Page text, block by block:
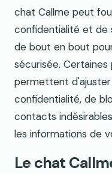
chat Callme peut
confidentialité et de
de bout en bout
sécurisée.
permettent
confidentialité, de
contacts
les informations de
Le chat